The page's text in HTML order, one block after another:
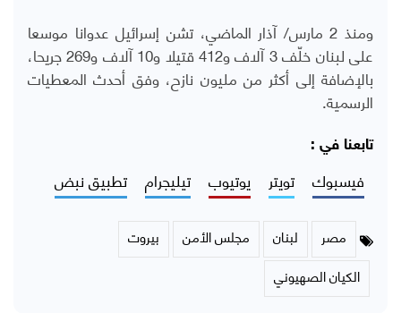
ومنذ 2 مارس/ آذار الماضي، تشن إسرائيل عدوانا موسعا
على لبنان خلّف 3 آلاف و412 قتيلا و10 آلاف و269 جريحا،
بالإضافة إلى أكثر من مليون نازح، وفق أحدث المعطيات
الرسمية.
تابعنا في :
فيسبوك تويتر يوتيوب تيليجرام تطبيق نبض
مصر لبنان مجلس الأمن
بيروت
الكيان الصهيوني